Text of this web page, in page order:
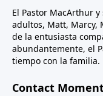
El Pastor MacArthur
adultos, Matt, Marcy,
de la entusiasta
abundantemente, el
tiempo con la familia.
Contact